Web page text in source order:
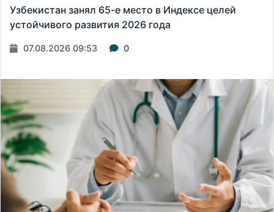
Узбекистан занял 65-е место в Индексе целей
устойчивого развития 2026 года
07.08.2026 09:53 0